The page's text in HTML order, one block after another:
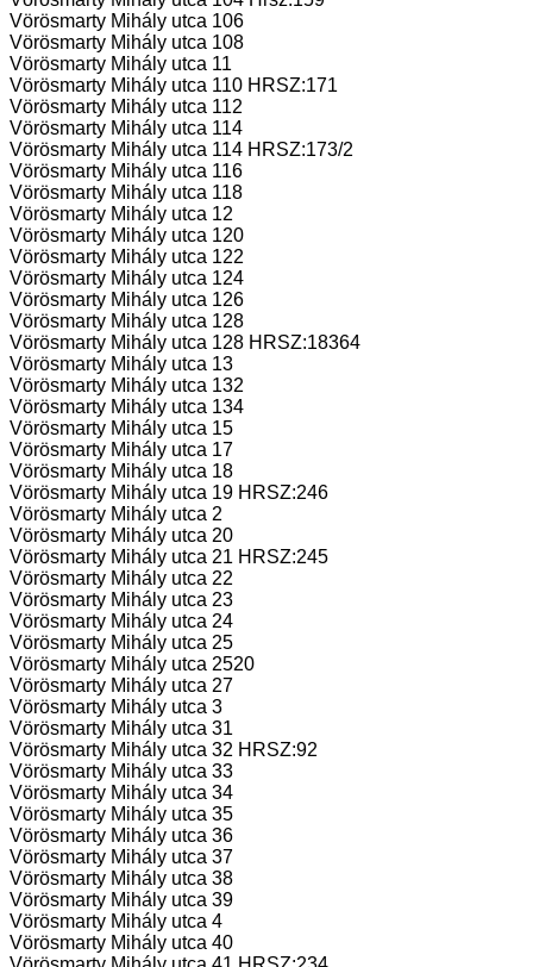
Vörösmarty Mihály utca 106
Vörösmarty Mihály utca 108
Vörösmarty Mihály utca 11
Vörösmarty Mihály utca 110 HRSZ:171
Vörösmarty Mihály utca 112
Vörösmarty Mihály utca 114
Vörösmarty Mihály utca 114 HRSZ:173/2
Vörösmarty Mihály utca 116
Vörösmarty Mihály utca 118
Vörösmarty Mihály utca 12
Vörösmarty Mihály utca 120
Vörösmarty Mihály utca 122
Vörösmarty Mihály utca 124
Vörösmarty Mihály utca 126
Vörösmarty Mihály utca 128
Vörösmarty Mihály utca 128 HRSZ:18364
Vörösmarty Mihály utca 13
Vörösmarty Mihály utca 132
Vörösmarty Mihály utca 134
Vörösmarty Mihály utca 15
Vörösmarty Mihály utca 17
Vörösmarty Mihály utca 18
Vörösmarty Mihály utca 19 HRSZ:246
Vörösmarty Mihály utca 2
Vörösmarty Mihály utca 20
Vörösmarty Mihály utca 21 HRSZ:245
Vörösmarty Mihály utca 22
Vörösmarty Mihály utca 23
Vörösmarty Mihály utca 24
Vörösmarty Mihály utca 25
Vörösmarty Mihály utca 2520
Vörösmarty Mihály utca 27
Vörösmarty Mihály utca 3
Vörösmarty Mihály utca 31
Vörösmarty Mihály utca 32 HRSZ:92
Vörösmarty Mihály utca 33
Vörösmarty Mihály utca 34
Vörösmarty Mihály utca 35
Vörösmarty Mihály utca 36
Vörösmarty Mihály utca 37
Vörösmarty Mihály utca 38
Vörösmarty Mihály utca 39
Vörösmarty Mihály utca 4
Vörösmarty Mihály utca 40